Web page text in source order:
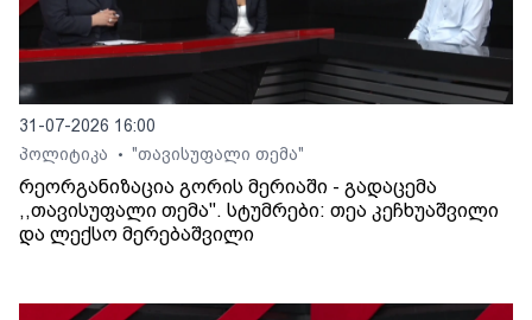
31-07-2026 16:00
პოლიტიკა
• "თავისუფალი თემა"
რეორგანიზაცია გორის მერიაში - გადაცემა
,,თავისუფალი თემა". სტუმრები: თეა კეჩხუაშვილი
და ლექსო მერებაშვილი